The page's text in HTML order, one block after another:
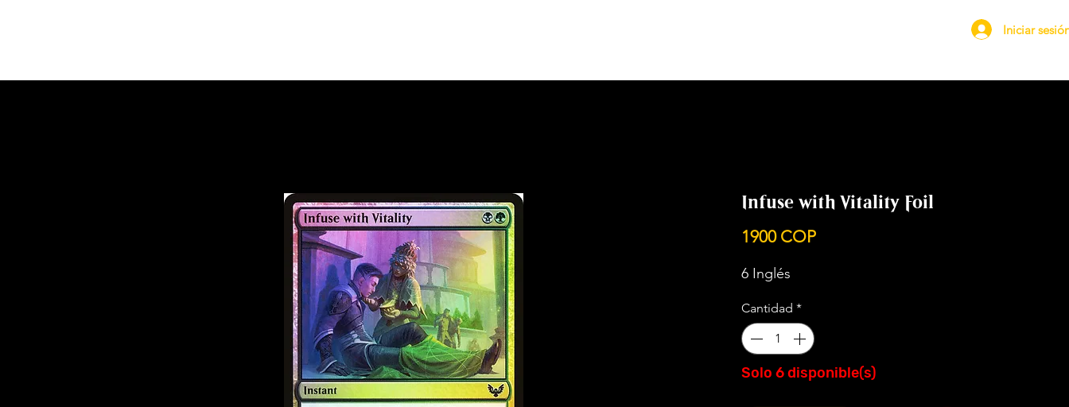
Iniciar
Infuse with Vitality Foil
1900 COPPrecio
6 Inglés
Cantidad *
Solo 6 disponible(s)